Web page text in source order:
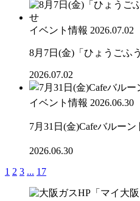
イベント情報 2026.07.02
8月7日(金)「ひょうごふ
2026.07.02
イベント情報 2026.06.30
7月31日(金)Cafeバルー
2026.06.30
1 2 3 ... 17